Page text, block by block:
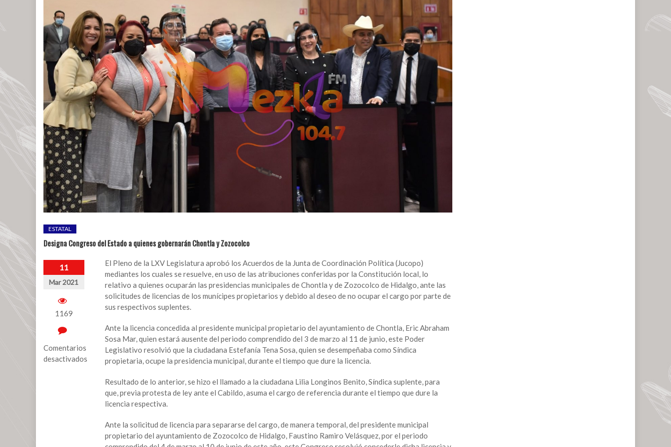
ESTATAL
Designa Congreso del Estado a quienes gobernarán Chontla y Zozocolco
11
Mar 2021
1169
Comentarios
desactivados
El Pleno de la LXV Legislatura aprobó los Acuerdos de la Junta de Coordinación Política (Jucopo)
mediantes los cuales se resuelve, en uso de las atribuciones conferidas por la Constitución local, lo
relativo a quienes ocuparán las presidencias municipales de Chontla y de Zozocolco de Hidalgo, ante las
solicitudes de licencias de los munícipes propietarios y debido al deseo de no ocupar el cargo por parte de
sus respectivos suplentes.
Ante la licencia concedida al presidente municipal propietario del ayuntamiento de Chontla, Eric Abraham
Sosa Mar, quien estará ausente del periodo comprendido del 3 de marzo al 11 de junio, este Poder
Legislativo resolvió que la ciudadana Estefanía Tena Sosa, quien se desempeñaba como Síndica
propietaria, ocupe la presidencia municipal, durante el tiempo que dure la licencia.
Resultado de lo anterior, se hizo el llamado a la ciudadana Lilia Longinos Benito, Síndica suplente, para
que, previa protesta de ley ante el Cabildo, asuma el cargo de referencia durante el tiempo que dure la
licencia respectiva.
Ante la solicitud de licencia para separarse del cargo, de manera temporal, del presidente municipal
propietario del ayuntamiento de Zozocolco de Hidalgo, Faustino Ramiro Velásquez, por el periodo